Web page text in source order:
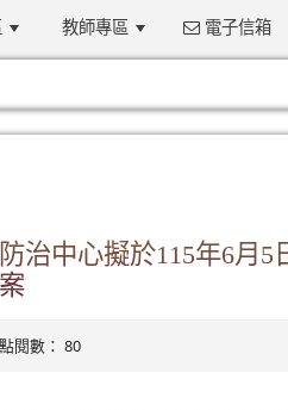
教師專區 電子信箱
治中心擬於115年6月5
閱數： 80